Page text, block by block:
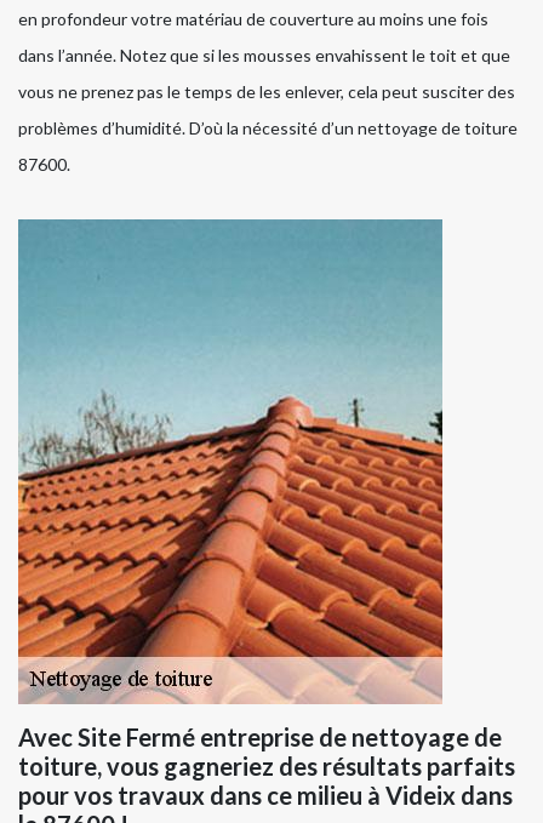
en profondeur votre matériau de couverture au moins une fois
dans l’année. Notez que si les mousses envahissent le toit et que
vous ne prenez pas le temps de les enlever, cela peut susciter des
problèmes d’humidité. D’où la nécessité d’un nettoyage de toiture
87600.
Avec Site Fermé entreprise de nettoyage de
toiture, vous gagneriez des résultats parfaits
pour vos travaux dans ce milieu à Videix dans